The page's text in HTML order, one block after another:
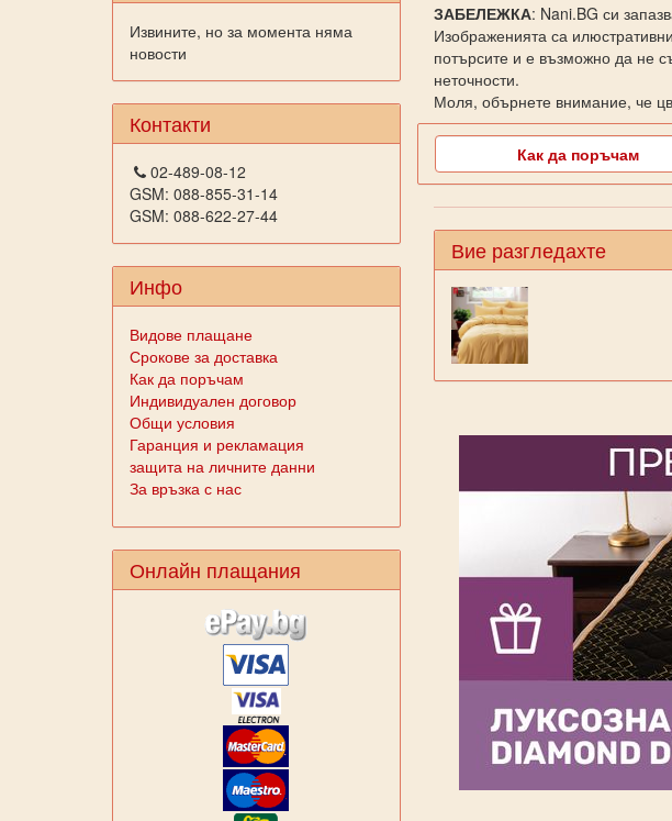
Извините, но за момента няма
новости
Контакти
02-489-08-12
GSM: 088-855-31-14
GSM: 088-622-27-44
Инфо
Видове плащане
Срокове за доставка
Как да поръчам
Индивидуален договор
Общи условия
Гаранция и рекламация
защита на личните данни
За връзка с нас
Онлайн плащания
ЗАБЕЛЕЖКА: Nani.BG си
Изображенията са
потърсите и е възможно да не
неточности.
Моля, обърнете внимание, че
Как да поръчам
Вие разгледахте